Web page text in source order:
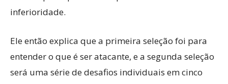
inferioridade.
Ele então explica que a primeira seleção foi para
entender o que é ser atacante, e a segunda seleção
será uma série de desafios individuais em cinco